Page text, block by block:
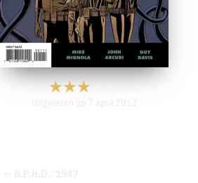
Uitgelezen op 7 april 2012
← B.P.R.D.: 1947